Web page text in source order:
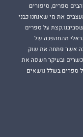
ספרים, סיפורים
את מי שאנחנו כבני
על ספרים
מהמהפכה של
אשר פתחה את שוק
ובעיקר חשפה את
ספרים בשלל נושאים